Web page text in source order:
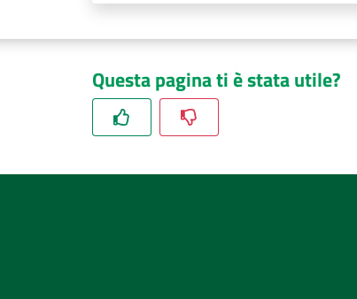
Questa pagina ti è stata utile?